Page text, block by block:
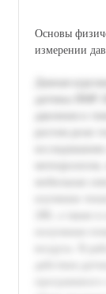
Основы
измерении